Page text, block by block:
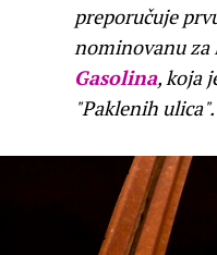
preporučuje
nominovanu
Gasolina, koja
"Paklenih